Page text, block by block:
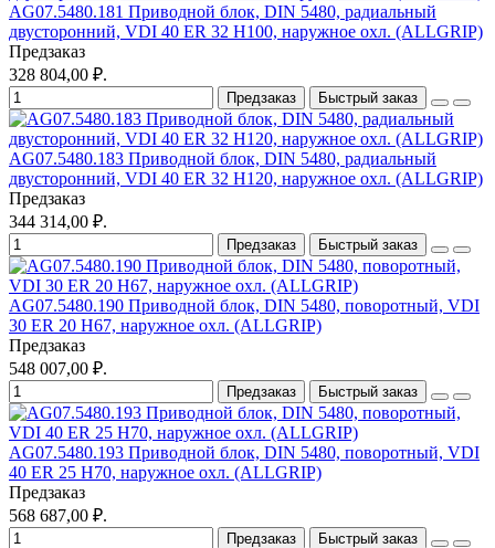
AG07.5480.181 Приводной блок, DIN 5480, радиальный
двусторонний, VDI 40 ER 32 Н100, наружное охл. (ALLGRIP)
Предзаказ
328 804,00 ₽.
Предзаказ Быстрый заказ
AG07.5480.183 Приводной блок, DIN 5480, радиальный
двусторонний, VDI 40 ER 32 Н120, наружное охл. (ALLGRIP)
Предзаказ
344 314,00 ₽.
Предзаказ Быстрый заказ
AG07.5480.190 Приводной блок, DIN 5480, поворотный, VDI
30 ER 20 Н67, наружное охл. (ALLGRIP)
Предзаказ
548 007,00 ₽.
Предзаказ Быстрый заказ
AG07.5480.193 Приводной блок, DIN 5480, поворотный, VDI
40 ER 25 Н70, наружное охл. (ALLGRIP)
Предзаказ
568 687,00 ₽.
Предзаказ Быстрый заказ